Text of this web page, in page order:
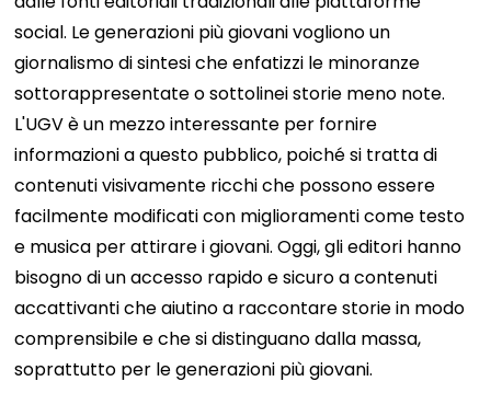
social. Le generazioni più giovani vogliono un
giornalismo di sintesi che enfatizzi le minoranze
sottorappresentate o sottolinei storie meno note.
L'UGV è un mezzo interessante per fornire
informazioni a questo pubblico, poiché si tratta di
contenuti visivamente ricchi che possono essere
facilmente modificati con miglioramenti come testo
e musica per attirare i giovani. Oggi, gli editori hanno
bisogno di un accesso rapido e sicuro a contenuti
accattivanti che aiutino a raccontare storie in modo
comprensibile e che si distinguano dalla massa,
soprattutto per le generazioni più giovani.